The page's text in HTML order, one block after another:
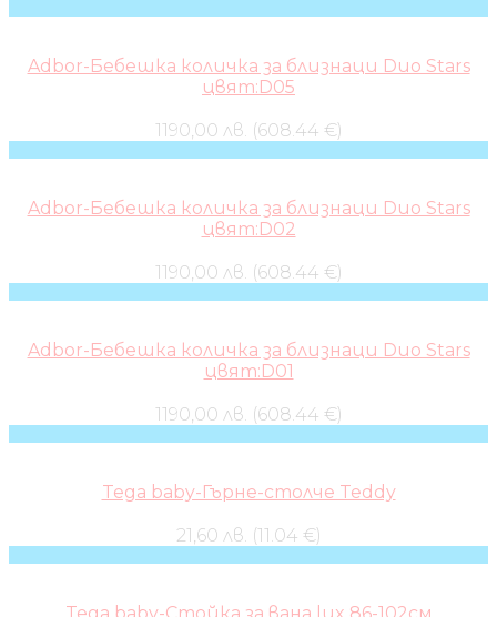
Adbor-Бебешка количка за близнаци Duo Stars
цвят:D05
1190,00 лв. (608.44 €)
Adbor-Бебешка количка за близнаци Duo Stars
цвят:D02
1190,00 лв. (608.44 €)
Adbor-Бебешка количка за близнаци Duo Stars
цвят:D01
1190,00 лв. (608.44 €)
Tega baby-Гърне-столче Teddy
21,60 лв. (11.04 €)
Tega baby-Стойка за вана lux 86-102см